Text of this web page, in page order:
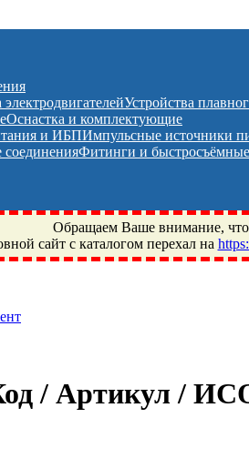
Устройства
Оснастка и комплектующие
Импульсные источники
Фитинги и
Обращаем Ваше внимание,
сайт с каталогом перехал на
Юбилейный, Щелково,
JED, KPT, NXZ, ГПЗ, Neutral,
/ Артикул /